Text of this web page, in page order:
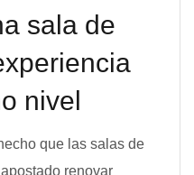
sala de
nivel
que las salas de
renovar